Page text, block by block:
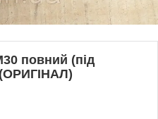
повний (під